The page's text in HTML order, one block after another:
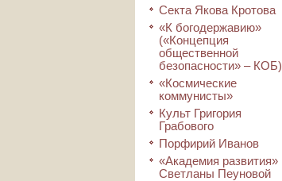
Секта Якова Кротова
«К богодержавию»
(«Концепция
общественной
безопасности» – КОБ)
«Космические
коммунисты»
Культ Григория
Грабового
Порфирий Иванов
«Академия развития»
Светланы Пеуновой